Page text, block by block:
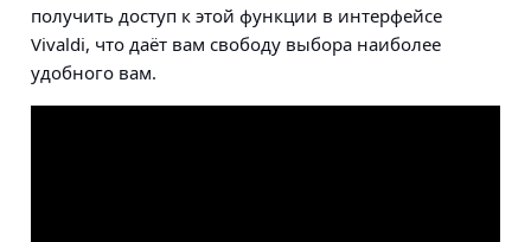
получить доступ к этой функции в интерфейсе
Vivaldi, что даёт вам свободу выбора наиболее
удобного вам.